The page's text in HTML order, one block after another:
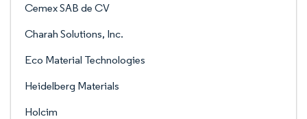
Cemex SAB de CV
Charah Solutions, Inc.
Eco Material Technologies
Heidelberg Materials
Holcim